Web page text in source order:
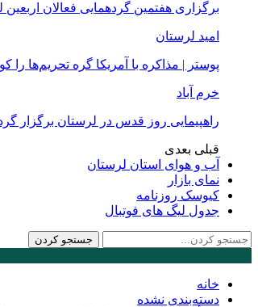
برگزاری هفتمین گردهمایی فعالان
امید لرستان
پوستر | مذاکره با آمریکا گره تحریم‌ها را
خرم آباد
راهپیمایی روز قدس در لرستان برگزار
قبلی بعدی
آب و هوای استان لرستان
نمای بازار
کیوسک روزنامه
جدول لیگ های فوتبال
خانه
دسته‌بندی نشده